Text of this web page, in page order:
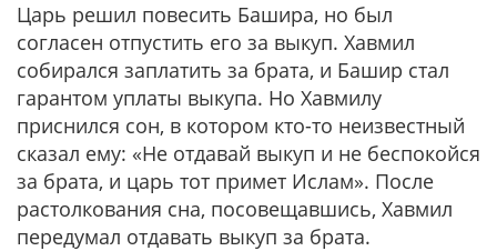
Царь решил повесить Башира, но был
согласен отпустить его за выкуп. Хавмил
собирался заплатить за брата, и Башир стал
гарантом уплаты выкупа. Но Хавмилу
приснился сон, в котором кто-то неизвестный
сказал ему: «Не отдавай выкуп и не беспокойся
за брата, и царь тот примет Ислам». После
растолкования сна, посовещавшись, Хавмил
передумал отдавать выкуп за брата.